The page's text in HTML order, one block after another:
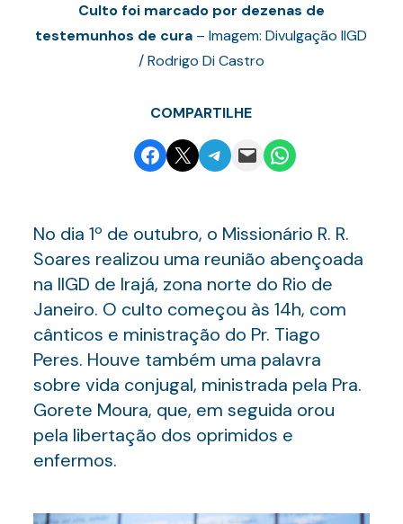
Culto foi marcado por dezenas de
testemunhos de cura – Imagem: Divulgação IIGD
/ Rodrigo Di Castro
COMPARTILHE
Share on Facebook
Email this PageShare on Telegram
Email this PageShare on WhatsApp
No dia 1º de outubro, o Missionário R. R.
Soares realizou uma reunião abençoada
na IIGD de Irajá, zona norte do Rio de
Janeiro. O culto começou às 14h, com
cânticos e ministração do Pr. Tiago
Peres. Houve também uma palavra
sobre vida conjugal, ministrada pela Pra.
Gorete Moura, que, em seguida orou
pela libertação dos oprimidos e
enfermos.